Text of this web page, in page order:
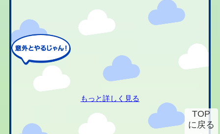
もっと詳しく見る
TOP
に戻る